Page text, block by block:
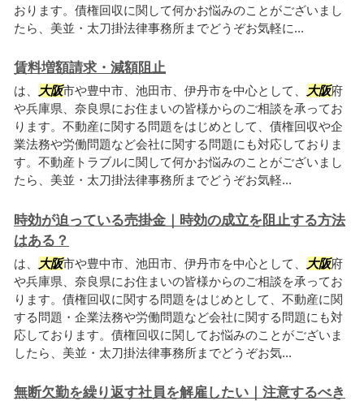
おります。債権回収に関して何かお悩みのことがございまし
たら、美並・太刀掛法律事務所までどうぞお気軽に...
賃料増額請求・減額阻止
は、 大阪市や豊中市、池田市、伊丹市を中心として、 大阪府
や兵庫県、奈良県にお住まいの皆様からのご相談を承ってお
ります。不動産に関する問題をはじめとして、債権回収や企
業法務や労働問題など会社に関する問題にも対応しておりま
す。不動産トラブルに関して何かお悩みのことがございまし
たら、美並・太刀掛法律事務所までどうぞお気軽...
時効が迫っている売掛金｜時効の成立を阻止する方法
はある？
は、 大阪市や豊中市、池田市、伊丹市を中心として、 大阪府
や兵庫県、奈良県にお住まいの皆様からのご相談を承ってお
ります。債権回収に関する問題をはじめとして、不動産に関
する問題・企業法務や労働問題など会社に関する問題にも対
応しております。債権回収に関してお悩みのことがございま
したら、美並・太刀掛法律事務所までどうぞお気...
無断欠勤を繰り返す社員を解雇したい｜注意するべき